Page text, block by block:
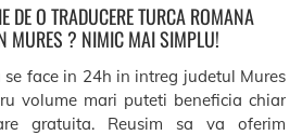
DE O TRADUCERE TURCA ROMANA
MURES ? NIMIC MAI SIMPLU!
se face in 24h in intreg judetul Mures
volume mari puteti beneficia chiar
gratuita. Reusim sa va oferim